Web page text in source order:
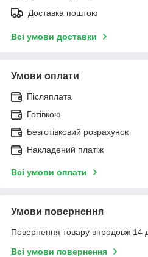
Доставка поштою
Всі умови доставки
Умови оплати
Післяплата
Готівкою
Безготівковий розрахунок
Накладений платіж
Всі умови оплати
Умови повернення
Повернення товару впродовж 14
Всі умови повернення